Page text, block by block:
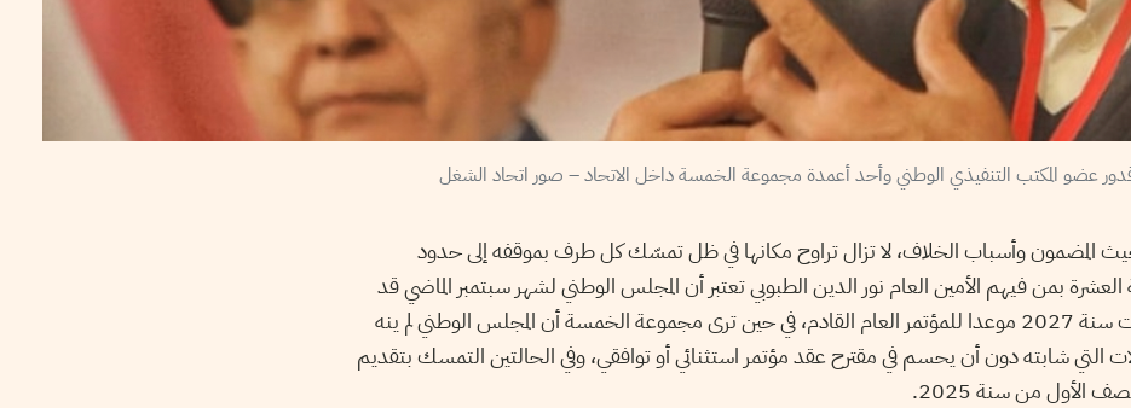
عضو المكتب التنفيذي الوطني وأحد أعمدة مجموعة الخمسة داخل الاتحاد – صور اتحاد الشغل
حيث المضمون وأسباب الخلاف، لا تزال تراوح مكانها في ظل تمسّك كل طرف بموقفه إلى حدود
بمن فيهم الأمين العام نور الدين الطبوبي تعتبر أن المجلس الوطني لشهر سبتمبر الماضي قد
أنهي أشغاله بتثبيت سنة 2027 موعدا للمؤتمر العام القادم، في حين ترى مجموعة الخمسة أن المجلس الوطني لم ينه
التي شابته دون أن يحسم في مقترح عقد مؤتمر استثنائي أو توافقي، وفي الحالتين التمسك بتقديم
الأول من سنة 2025.